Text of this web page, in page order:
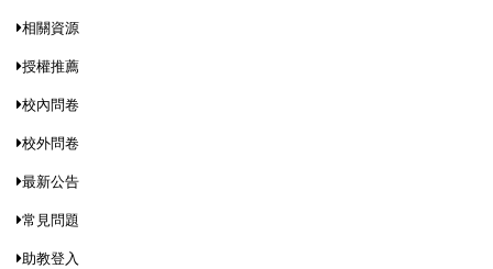
相關資源
授權推薦
校內問卷
校外問卷
最新公告
常見問題
助教登入